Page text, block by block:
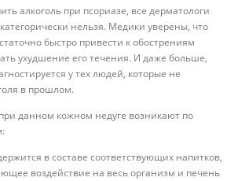
алкоголь при псориазе, все дерматологи
нельзя. Медики уверены, что
быстро привести к обострениям
ухудшение его течения. И даже больше,
у тех людей, которые не
в прошлом.
данном кожном недуге возникают по
в составе соответствующих напитков,
воздействие на весь организм и печень